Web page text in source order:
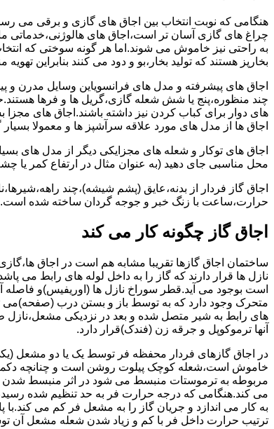
هنگامی که نوبت انتخاب بین اجاق های گازی و برقی می
چراغ های گازی آسان تر است،اجاق های هالوژنی،خدماتی
به راحتی نیز خاموش می شوند.اما هر گونه سوختی که
بخارپز هستند که تولید بخار،بو و دود می کنند بنابراین
اجاق های پیشرفته و مدل های فرانسویاین وسایل مدرن و
چند منظوره،پنج یا شش شعله گازی،گریل ها و فرها
های دوار برای کباب کردن نیز داشته باشند.اجاق های مجزا
اجاق ها از مدل های مورد علاقه سرآشپز ها و معمولا
اجاق های توکار و شعله های مجزایکی دیگر از مدل های
محل مناسبی جای دهید (به عنوان مثال در ارتفاع کمر یا
اجاق گاز فردار از بدنه،عایق (پشم شیشه)،چند
حرارت،ساعت با زنگ خبر و جوجه گردان ساخته شده است.
اجاق گاز چگونه کار می کند
ساختمان اجاق گازها تقریبا مشابه هم است در اجاق
نازل ها قرار دارند که گاز را به داخل لوله های رابط می
است بوجود می آید.قطر سوراخ نازل ها (اوریفیس)و فاصله
متحرک وجود دارد که به توسط باز و بستن درب (صفحه)می
های رابط به شیر متصل شده و بعد در نزدیکی
آنها ترموکوپل و جرقه زن (فندک)قرار دارد.
در اجاق گازهای فردار محفظه فر توسط یک یا دو مشعل
خاموش است،شعله کوچک پیلوت روشن است و چنانچه دکمه
مربوطه به ترموستات منبسط می شود در اثر منبسط شدن
می کند.هنگامی که درجه حرارت فر به حد تنظیم شده
به کار می اندازد و جریان گاز را به مشعل فر کم می
ترتیب حرارت داخل فر با کم و زیاد شدن شعله مشعل آن